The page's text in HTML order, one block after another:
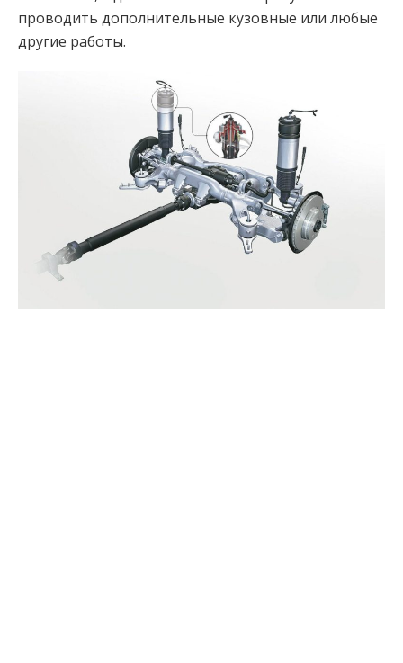
проводить дополнительные кузовные или любые
другие работы.